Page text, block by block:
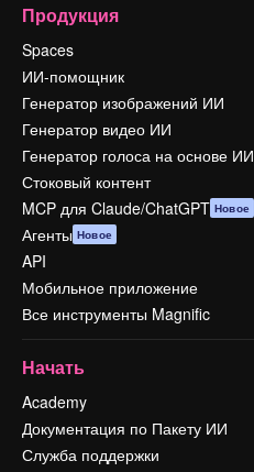
Продукция
Spaces
ИИ-помощник
Генератор изображений ИИ
Генератор видео ИИ
Генератор голоса на основе ИИ
Стоковый контент
MCP для Claude/ChatGPT Новое
Агенты Новое
API
Мобильное приложение
Все инструменты Magnific
Начать
Academy
Документация по Пакету ИИ
Служба поддержки